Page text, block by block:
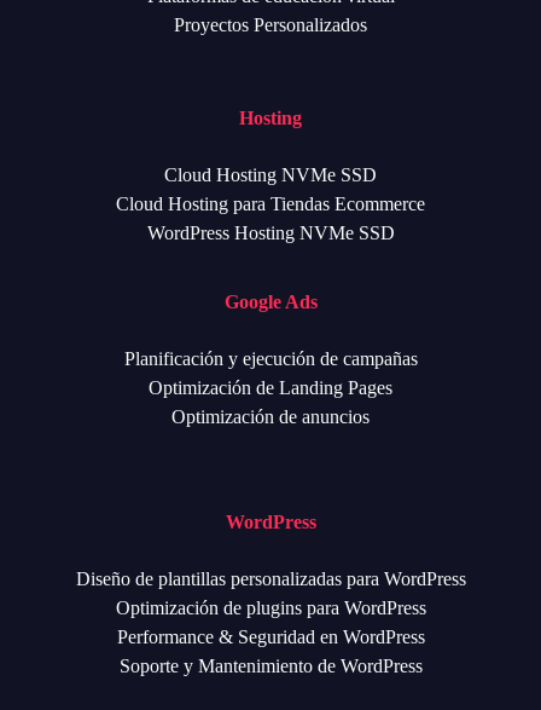
Proyectos Personalizados
Hosting
Cloud Hosting NVMe SSD
Cloud Hosting para Tiendas Ecommerce
WordPress Hosting NVMe SSD
Google Ads
Planificación y ejecución de campañas
Optimización de Landing Pages
Optimización de anuncios
WordPress
Diseño de plantillas personalizadas para WordPress
Optimización de plugins para WordPress
Performance & Seguridad en WordPress
Soporte y Mantenimiento de WordPress